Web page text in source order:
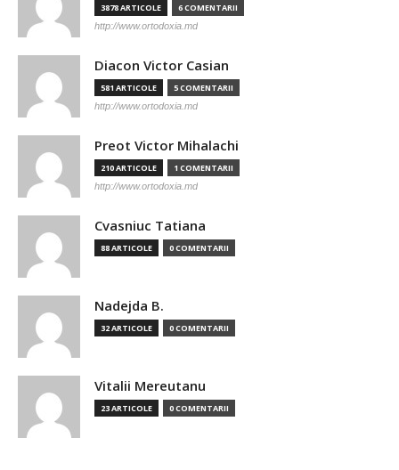
3878 ARTICOLE 6 COMENTARII
http://www.ortodoxia.md
Diacon Victor Casian
581 ARTICOLE 5 COMENTARII
http://www.ortodoxia.md
Preot Victor Mihalachi
210 ARTICOLE 1 COMENTARII
http://www.ortodoxia.md
Cvasniuc Tatiana
88 ARTICOLE 0 COMENTARII
Nadejda B.
32 ARTICOLE 0 COMENTARII
Vitalii Mereutanu
23 ARTICOLE 0 COMENTARII